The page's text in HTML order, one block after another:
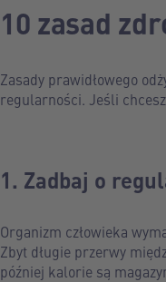
10 zasad
Zasady prawidłowego
regularności. Jeśli
1. Zadbaj o
Organizm człowieka
Zbyt długie przerwy
później kalorie są